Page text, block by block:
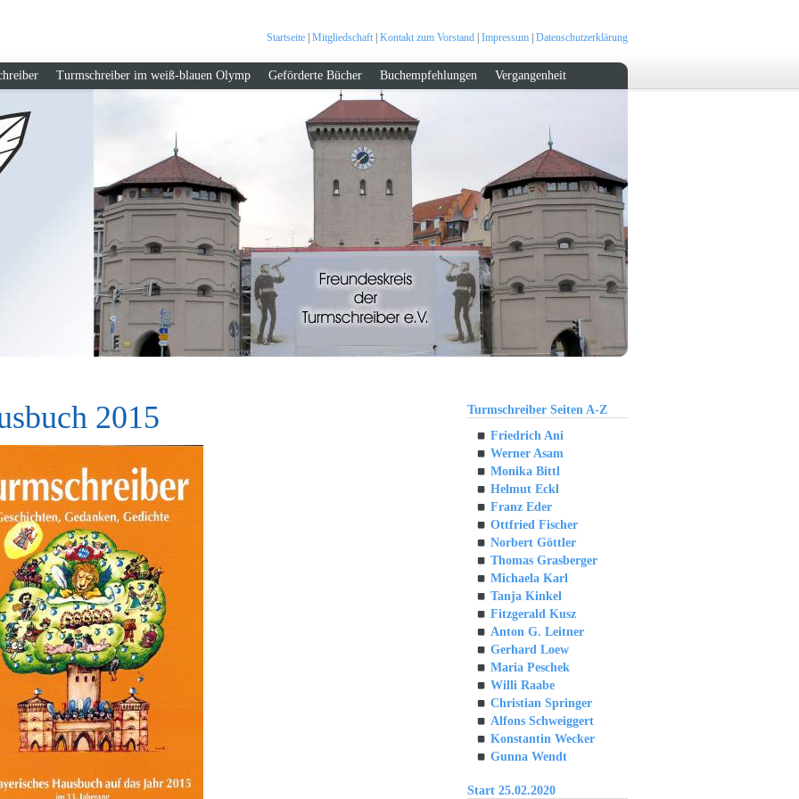
Startseite Mitgliedschaft Kontakt zum Vorstand Impressum Datenschutzerklärung
Turmschreiber im weiß-blauen Olymp Geförderte Bücher Buchempfehlungen Vergangenheit
2015
Turmschreiber Seiten A-Z
Friedrich Ani
Werner Asam
Monika Bittl
Helmut Eckl
Franz Eder
Ottfried Fischer
Norbert Göttler
Thomas Grasberger
Michaela Karl
Tanja Kinkel
Fitzgerald Kusz
Anton G. Leitner
Gerhard Loew
Maria Peschek
Willi Raabe
Christian Springer
Alfons Schweiggert
Konstantin Wecker
Gunna Wendt
Start 25.02.2020